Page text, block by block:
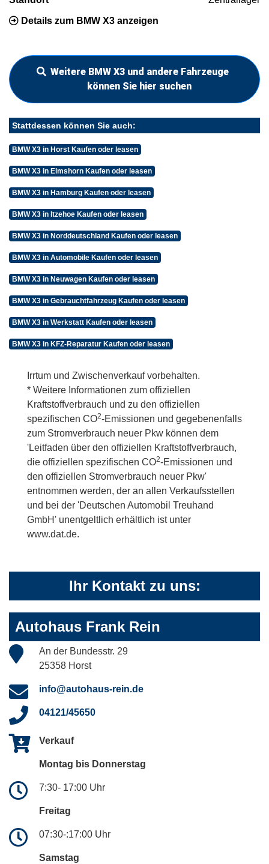
Details zum BMW X3 anzeigen
Weitere BMW X3 und andere Fahrzeuge
können Sie hier suchen
Stattdessen können Sie auch:
BMW X3 in Horst Kaufen oder leasen
BMW X3 in Elmshorn Kaufen oder leasen
BMW X3 in Hamburg Kaufen oder leasen
BMW X3 in Itzehoe Kaufen oder leasen
BMW X3 in Norddeutschland Kaufen oder leasen
BMW X3 in Automobile Kaufen oder leasen
BMW X3 in Neuwagen Kaufen oder leasen
BMW X3 in Gebrauchtfahrzeug Kaufen oder leasen
BMW X3 in Werkstatt Kaufen oder leasen
BMW X3 in KFZ-Reparatur Kaufen oder leasen
Irrtum und Zwischenverkauf vorbehalten.
* Weitere Informationen zum offiziellen
Kraftstoffverbrauch und zu den offiziellen
spezifischen CO2-Emissionen und gegebenenfalls
zum Stromverbrauch neuer Pkw können dem
'Leitfaden über den offiziellen Kraftstoffverbrauch,
die offiziellen spezifischen CO2-Emissionen und
den offiziellen Stromverbrauch neuer Pkw'
entnommen werden, der an allen Verkaufsstellen
und bei der 'Deutschen Automobil Treuhand
GmbH' unentgeltlich erhältlich ist unter
www.dat.de.
Ihr Kontakt zu uns:
Autohaus Frank Rein
An der Bundesstr. 29
25358 Horst
info@autohaus-rein.de
04121/45650
Verkauf
Montag bis Donnerstag
7:30- 17:00 Uhr
Freitag
07:30-:17:00 Uhr
Samstag